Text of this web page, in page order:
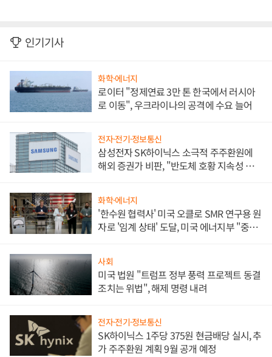
인기기사
화학·에너지
로이터 "정제연료 3만 톤 한국에서 러시아
로 이동", 우크라이나의 공격에 수요 늘어
전자·전기·정보통신
삼성전자 SK하이닉스 소극적 주주환원에
해외 증권가 비판, "반도체 호황 지속성 의
화학·에너지
'한수원 협력사' 미국 오클로 SMR 연구용 원
자로 '임계 상태' 도달, 미국 에너지부 "중요
사회
미국 법원 "트럼프 정부 풍력 프로젝트 동결
조치는 위법", 해제 명령 내려
전자·전기·정보통신
SK하이닉스 1주당 375원 현금배당 실시, 추
가 주주환원 계획 9월 공개 예정